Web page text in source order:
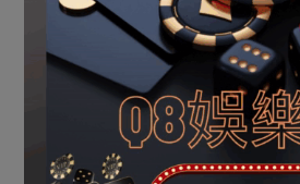
將贈送其聲譽會員名稱，而該網友也
來觀賞。 據相識，博物館已經邀
近學堂等業餘機構幫忙，進行英文翻
博物館被指10處翻譯過錯》由河南
載請注明出處：
http://news.yuduxx.com/shwx/